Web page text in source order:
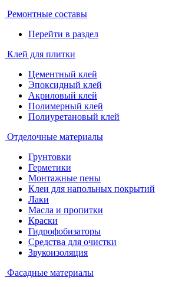
Ремонтные составы
Перейти в раздел
Клей для плитки
Цементный клей
Эпоксидный клей
Акриловый клей
Полимерный клей
Полиуретановый клей
Отделочные материалы
Грунтовки
Герметики
Монтажные пены
Клеи для напольных покрытий
Лаки
Масла и пропитки
Краски
Гидрофобизаторы
Средства для очистки
Звукоизоляция
Фасадные материалы